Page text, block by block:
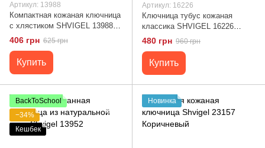
Артикул: 13988
Компактная кожаная ключница
с хлястиком SHVIGEL 13988
Черная
406 грн 625 грн
Купить
Артикул: 16226
Ключница тубус кожаная
классика SHVIGEL 16226
Черная
480 грн 960 грн
Купить
BackToSchool
−34%
Кешбек
Новинка